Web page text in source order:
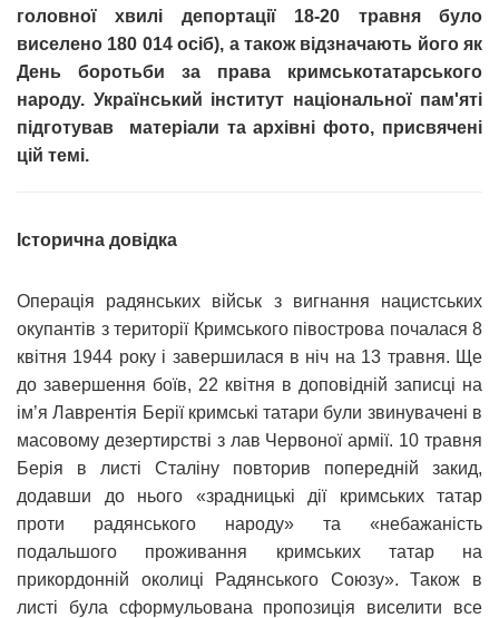
головної хвилі депортації 18-20 травня було
виселено 180 014 осіб), а також відзначають його як
День боротьби за права кримськотатарського
народу. Український інститут національної пам'яті
підготував матеріали та архівні фото, присвячені
цій темі.
Історична довідка
Операція радянських військ з вигнання нацистських
окупантів з території Кримського півострова почалася 8
квітня 1944 року і завершилася в ніч на 13 травня. Ще
до завершення боїв, 22 квітня в доповідній записці на
ім’я Лаврентія Берії кримські татари були звинувачені в
масовому дезертирстві з лав Червоної армії. 10 травня
Берія в листі Сталіну повторив попередній закид,
додавши до нього «зрадницькі дії кримських татар
проти радянського народу» та «небажаність
подальшого проживання кримських татар на
прикордонній околиці Радянського Союзу». Також в
листі була сформульована пропозиція виселити все